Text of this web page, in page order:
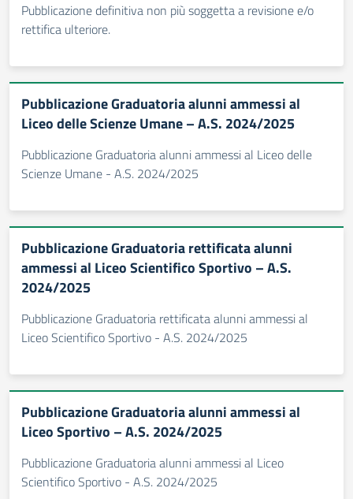
Pubblicazione definitiva non più soggetta a revisione e/o
rettifica ulteriore.
Pubblicazione Graduatoria alunni ammessi al
Liceo delle Scienze Umane – A.S. 2024/2025
Pubblicazione Graduatoria alunni ammessi al Liceo delle
Scienze Umane - A.S. 2024/2025
Pubblicazione Graduatoria rettificata alunni
ammessi al Liceo Scientifico Sportivo – A.S.
2024/2025
Pubblicazione Graduatoria rettificata alunni ammessi al
Liceo Scientifico Sportivo - A.S. 2024/2025
Pubblicazione Graduatoria alunni ammessi al
Liceo Sportivo – A.S. 2024/2025
Pubblicazione Graduatoria alunni ammessi al Liceo
Scientifico Sportivo - A.S. 2024/2025